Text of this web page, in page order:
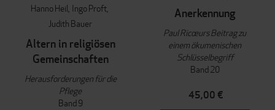
Hanno Heil Ingo Proft
Judith Bauer
Altern in religiösen
Gemeinschaften
Herausforderungen für die
Pflege
Band 9
Anerkennung
Paul Ricœurs Beitrag zu
einem ökumenischen
Schlüsselbegriff
Band 20
45,00 €